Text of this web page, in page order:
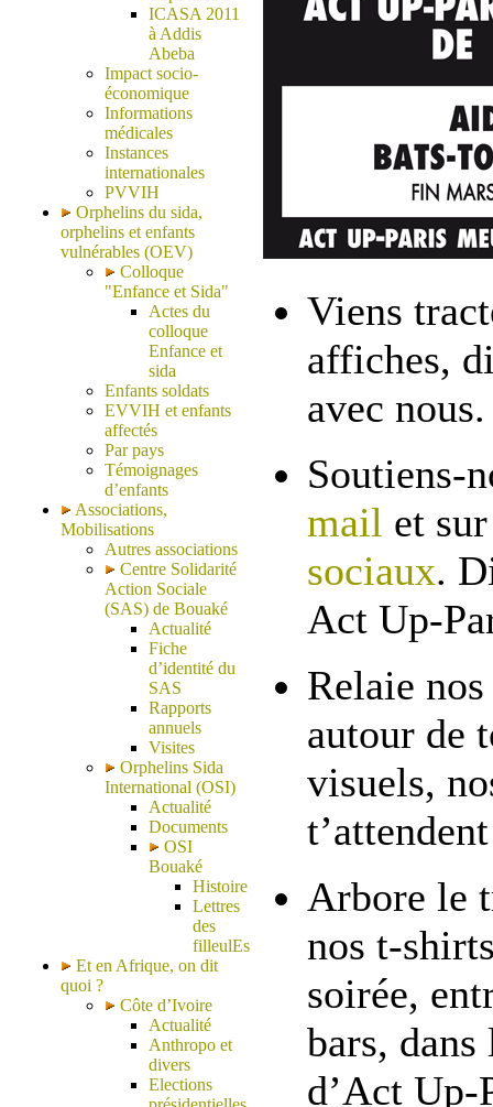
ICASA 2011
à Addis
Abeba
Impact socio-
économique
Informations
médicales
Instances
internationales
PVVIH
Orphelins du sida,
orphelins et enfants
vulnérables (OEV)
Colloque
"Enfance et Sida"
Actes du
colloque
Enfance et
sida
Enfants soldats
EVVIH et enfants
affectés
Par pays
Témoignages
d’enfants
Associations,
Mobilisations
Autres associations
Centre Solidarité
Action Sociale
(SAS) de Bouaké
Actualité
Fiche
d’identité du
SAS
Rapports
annuels
Visites
Orphelins Sida
International (OSI)
Actualité
Documents
OSI
Bouaké
Histoire
Lettres
des
filleulEs
Et en Afrique, on dit
quoi ?
Côte d’Ivoire
Actualité
Anthropo et
divers
Elections
Viens
affiches,
avec nous.
Soutiens-
mail et
sociaux.
Act Up-
Relaie
autour de
visuels,
Arbore le
nos t-
soirée,
bars,
d’Act